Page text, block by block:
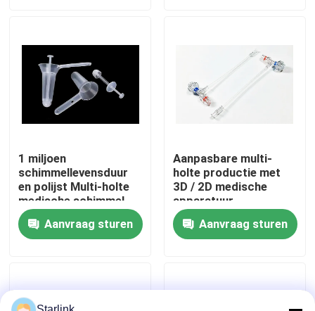
Fabriekstocht
Kwaliteitscontrole
NEEM CONTACT MET ONS OP
Nieuws
Offerte Aanvragen
1 miljoen
schimmellevensduur
en polijst Multi-holte
medische schimmel
voor medische
apparatuur Anorectale
productie
Aanvraag sturen
Aanpasbare multi-
holte productie met
3D / 2D medische
apparatuur
vormontwerp
Aanvraag sturen